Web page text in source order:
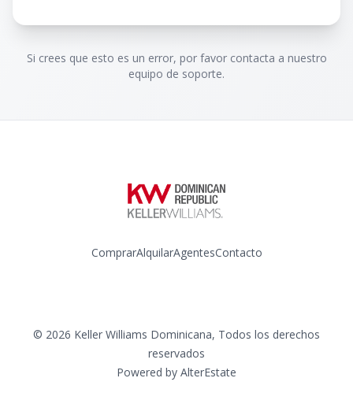
Si crees que esto es un error, por favor contacta a nuestro
equipo de soporte.
ComprarAlquilarAgentesContacto
© 2026 Keller Williams Dominicana, Todos los derechos
reservados
Powered by AlterEstate